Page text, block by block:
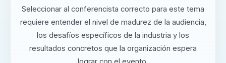
Seleccionar al conferencista correcto para este tema
requiere entender el nivel de madurez de la audiencia,
los desafíos específicos de la industria y los
resultados concretos que la organización espera